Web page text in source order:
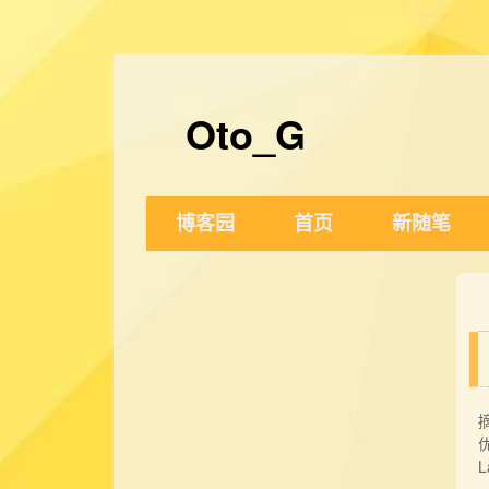
Oto_G
博客园 首页 新随笔